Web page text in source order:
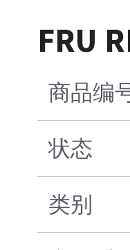
FRU
商品编
状态
类别